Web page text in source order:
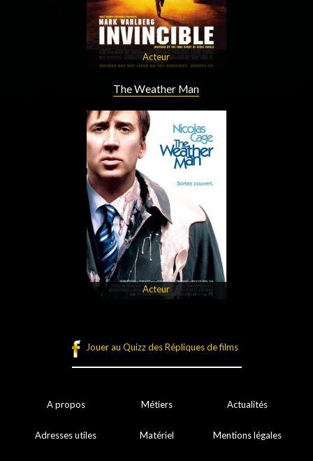
Acteur
The Weather Man
Acteur
Jouer au Quizz des Répliques de films
A propos Métiers Actualités
Adresses utiles Matériel Mentions légales